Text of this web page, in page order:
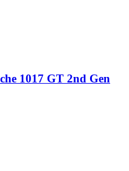
1017 GT 2nd Gen